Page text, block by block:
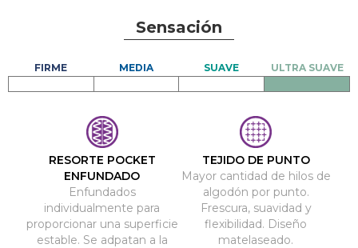
Sensación
RESORTE POCKET
ENFUNDADO
Enfundados
individualmente para
proporcionar una superficie
estable. Se adpatan a la
TEJIDO DE PUNTO
Mayor cantidad de hilos de
algodón por punto.
Frescura, suavidad y
flexibilidad. Diseño
matelaseado.